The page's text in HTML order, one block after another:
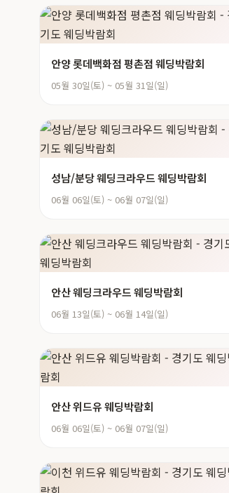
안양 롯데백화점 평촌점 웨딩박람회
05월 30일(토) ~ 05월 31일(일)
성남/분당 웨딩크라우드 웨딩박람회
06월 06일(토) ~ 06월 07일(일)
안산 웨딩크라우드 웨딩박람회
06월 13일(토) ~ 06월 14일(일)
안산 위드유 웨딩박람회
06월 06일(토) ~ 06월 07일(일)